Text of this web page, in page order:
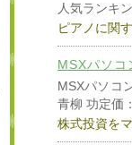
人気ランキ
ピアノに関
MSXパソ
MSXパソコ
青柳 功定価
株式投資を